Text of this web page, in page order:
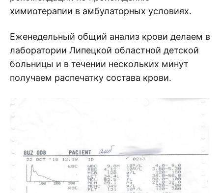
химиотерапии в амбулаторных условиях.
Еженедельный общий анализ крови делаем в
лаборатории Липецкой областной детской
больницы и в течении нескольких минут
получаем распечатку состава крови.